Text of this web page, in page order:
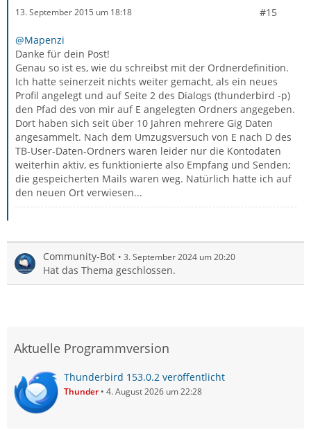
13. September 2015 um 18:18 #15
@Mapenzi
Danke für dein Post!
Genau so ist es, wie du schreibst mit der Ordnerdefinition.
Ich hatte seinerzeit nichts weiter gemacht, als ein neues
Profil angelegt und auf Seite 2 des Dialogs (thunderbird -p)
den Pfad des von mir auf E angelegten Ordners angegeben.
Dort haben sich seit über 10 Jahren mehrere Gig Daten
angesammelt. Nach dem Umzugsversuch von E nach D des
TB-User-Daten-Ordners waren leider nur die Kontodaten
weiterhin aktiv, es funktionierte also Empfang und Senden;
die gespeicherten Mails waren weg. Natürlich hatte ich auf
den neuen Ort verwiesen...
Community-Bot 3. September 2024 um 20:20
Hat das Thema geschlossen.
Aktuelle Programmversion
Thunderbird 153.0.2 veröffentlicht
Thunder 4. August 2026 um 22:28